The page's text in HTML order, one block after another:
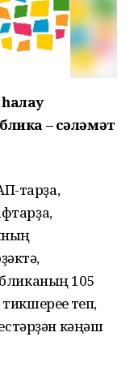
– сәләмәт
тарҙа,
105
үтеп,
кәңәш